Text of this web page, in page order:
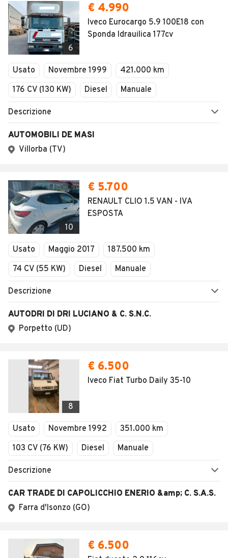
6
€ 4.990
Iveco Eurocargo 5.9 100E18 con
Sponda Idrauilica 177cv
Usato Novembre 1999
421.000 km
176 CV (130 KW)
Diesel Manuale
Descrizione
AUTOMOBILI DE MASI
Villorba (TV)
10
€ 5.700
RENAULT CLIO 1.5 VAN - IVA
ESPOSTA
Usato Maggio 2017
187.500 km
74 CV (55 KW)
Diesel Manuale
Descrizione
AUTODRI DI DRI LUCIANO & C. S.N.C.
Porpetto (UD)
8
€ 6.500
Iveco Fiat Turbo Daily 35-10
Usato Novembre 1992
351.000 km
103 CV (76 KW)
Diesel Manuale
Descrizione
CAR TRADE DI CAPOLICCHIO ENERIO &amp; C. S.A.S.
Farra d'Isonzo (GO)
€ 6.500